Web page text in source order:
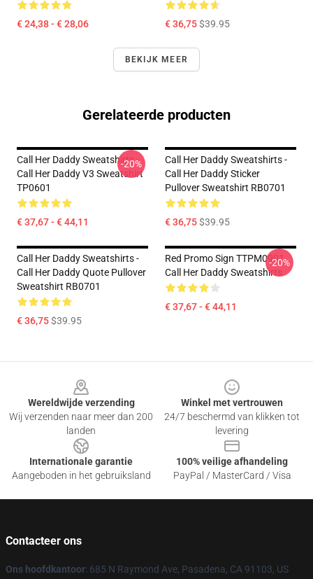
€ 24,38 - € 28,06 € 36,75$39.95
BEKIJK MEER
Gerelateerde producten
Call Her Daddy Sweatshirts -
Call Her Daddy V3 Sweatshirt
TP0601
€ 37,67 - € 44,11
-20%
Call Her Daddy Sweatshirts -
Call Her Daddy Sticker
Pullover Sweatshirt RB0701
€ 36,75$39.95
Call Her Daddy Sweatshirts -
Call Her Daddy Quote Pullover
Sweatshirt RB0701
€ 36,75$39.95
Red Promo Sign TTPM0901
Call Her Daddy Sweatshirts
€ 37,67 - € 44,11
-20%
Wereldwijde verzending
Wij verzenden naar meer dan 200
landen
Winkel met vertrouwen
24/7 beschermd van klikken tot
levering
Internationale garantie
Aangeboden in het gebruiksland
100% veilige afhandeling
PayPal / MasterCard / Visa
Contacteer ons
Ons hoofdkantoor: 685 N Raymond Ave, Pasadena, CA 91103, US